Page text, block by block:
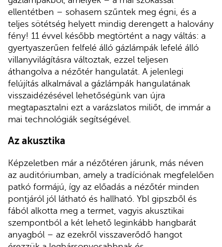
ellentétben – sohasem szűntek meg égni, és a
teljes sötétség helyett mindig derengett a halovány
fény! 11 évvel később megtörtént a nagy váltás: a
gyertyaszerűen felfelé álló gázlámpák lefelé álló
villanyvilágításra változtak, ezzel teljesen
áthangolva a nézőtér hangulatát. A jelenlegi
felújítás alkalmával a gázlámpák hangulatának
visszaidézésével lehetőségünk van újra
megtapasztalni ezt a varázslatos miliőt, de immár a
mai technológiák segítségével.
Az akusztika
Képzeletben már a nézőtéren járunk, más néven
az auditóriumban, amely a tradíciónak megfelelően
patkó formájú, így az előadás a nézőtér minden
pontjáról jól látható és hallható. Ybl gipszből és
fából alkotta meg a termet, vagyis akusztikai
szempontból a két lehető leginkább hangbarát
anyagból – az ezekről visszaverődő hangot